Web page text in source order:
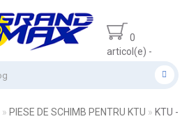
0
articol(e) -
PIESE DE SCHIMB PENTRU KTU KTU -